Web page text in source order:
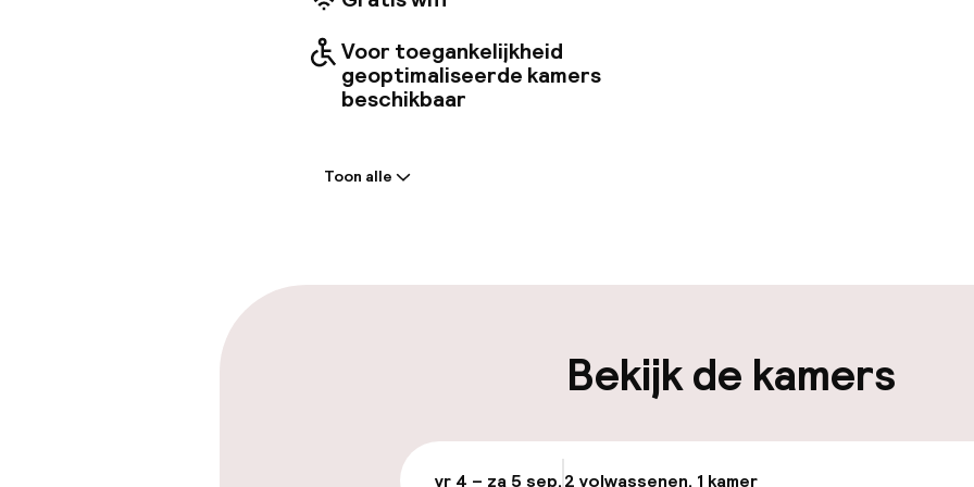
internationale gerechten en bekende regionale delicatessen
avond. Ontsnap aan de stressvolle dagelijkse routine en
wellnessruimte op de vijfde verdieping.
Voor toegankelijkheid
geoptimaliseerde kamers
beschikbaar
Parkeergelegenheid op eigen
€ 56,00 per dag
Toon alle
Bekijk de kamers
vr 4 – za 5 sep.2 volwassenen, 1 kamer